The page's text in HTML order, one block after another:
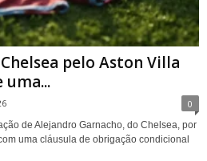
pelo Aston Villa
0
de Alejandro Garnacho, do Chelsea, por
uma cláusula de obrigação condicional